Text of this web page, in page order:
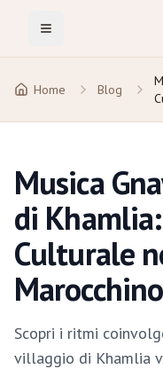
Toggle Menu
Home Blog
Musica
di
Culturale
Marocchino
Scopri i ritmi
villaggio di Khamlia